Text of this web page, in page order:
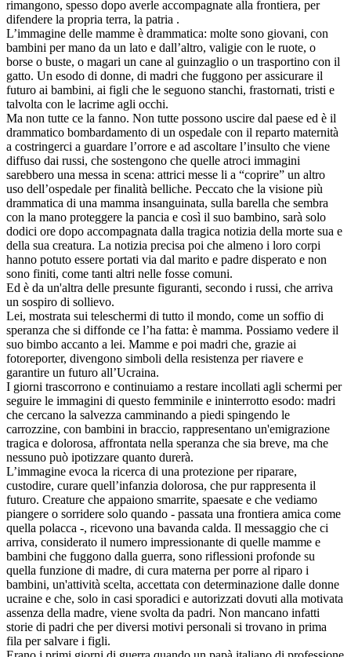
rimangono, spesso dopo averle accompagnate alla frontiera, per
difendere la propria terra, la patria .
L’immagine delle mamme è drammatica: molte sono giovani, con
bambini per mano da un lato e dall’altro, valigie con le ruote, o
borse o buste, o magari un cane al guinzaglio o un trasportino con il
gatto. Un esodo di donne, di madri che fuggono per assicurare il
futuro ai bambini, ai figli che le seguono stanchi, frastornati, tristi e
talvolta con le lacrime agli occhi.
Ma non tutte ce la fanno. Non tutte possono uscire dal paese ed è il
drammatico bombardamento di un ospedale con il reparto maternità
a costringerci a guardare l’orrore e ad ascoltare l’insulto che viene
diffuso dai russi, che sostengono che quelle atroci immagini
sarebbero una messa in scena: attrici messe li a “coprire” un altro
uso dell’ospedale per finalità belliche. Peccato che la visione più
drammatica di una mamma insanguinata, sulla barella che sembra
con la mano proteggere la pancia e così il suo bambino, sarà solo
dodici ore dopo accompagnata dalla tragica notizia della morte sua e
della sua creatura. La notizia precisa poi che almeno i loro corpi
hanno potuto essere portati via dal marito e padre disperato e non
sono finiti, come tanti altri nelle fosse comuni.
Ed è da un'altra delle presunte figuranti, secondo i russi, che arriva
un sospiro di sollievo.
Lei, mostrata sui teleschermi di tutto il mondo, come un soffio di
speranza che si diffonde ce l’ha fatta: è mamma. Possiamo vedere il
suo bimbo accanto a lei. Mamme e poi madri che, grazie ai
fotoreporter, divengono simboli della resistenza per riavere e
garantire un futuro all’Ucraina.
I giorni trascorrono e continuiamo a restare incollati agli schermi per
seguire le immagini di questo femminile e ininterrotto esodo: madri
che cercano la salvezza camminando a piedi spingendo le
carrozzine, con bambini in braccio, rappresentano un'emigrazione
tragica e dolorosa, affrontata nella speranza che sia breve, ma che
nessuno può ipotizzare quanto durerà.
L’immagine evoca la ricerca di una protezione per riparare,
custodire, curare quell’infanzia dolorosa, che pur rappresenta il
futuro. Creature che appaiono smarrite, spaesate e che vediamo
piangere o sorridere solo quando - passata una frontiera amica come
quella polacca -, ricevono una bavanda calda. Il messaggio che ci
arriva, considerato il numero impressionante di quelle mamme e
bambini che fuggono dalla guerra, sono riflessioni profonde su
quella funzione di madre, di cura materna per porre al riparo i
bambini, un'attività scelta, accettata con determinazione dalle donne
ucraine e che, solo in casi sporadici e autorizzati dovuti alla motivata
assenza della madre, viene svolta da padri. Non mancano infatti
storie di padri che per diversi motivi personali si trovano in prima
fila per salvare i figli.